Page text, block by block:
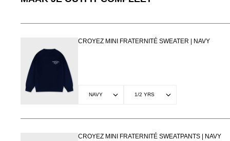
CROYEZ MINI FRATERNITÉ SWEATER | NAVY
CROYEZ MINI FRATERNITÉ SWEATPANTS | NAVY